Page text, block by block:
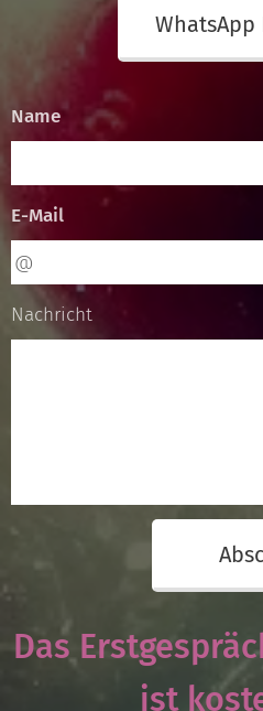
Name
E-Mail
Nachricht
Das
ist